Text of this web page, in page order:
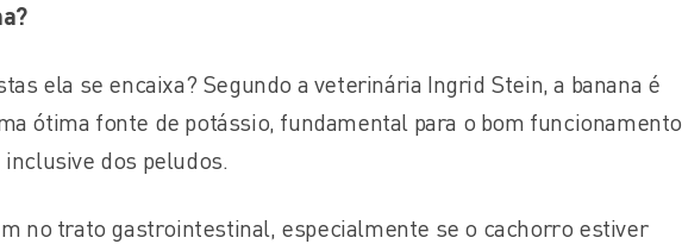
ela se encaixa? Segundo a veterinária Ingrid Stein, a banana é
ótima fonte de potássio, fundamental para o bom funcionamento
dos peludos.
no trato gastrointestinal, especialmente se o cachorro estiver